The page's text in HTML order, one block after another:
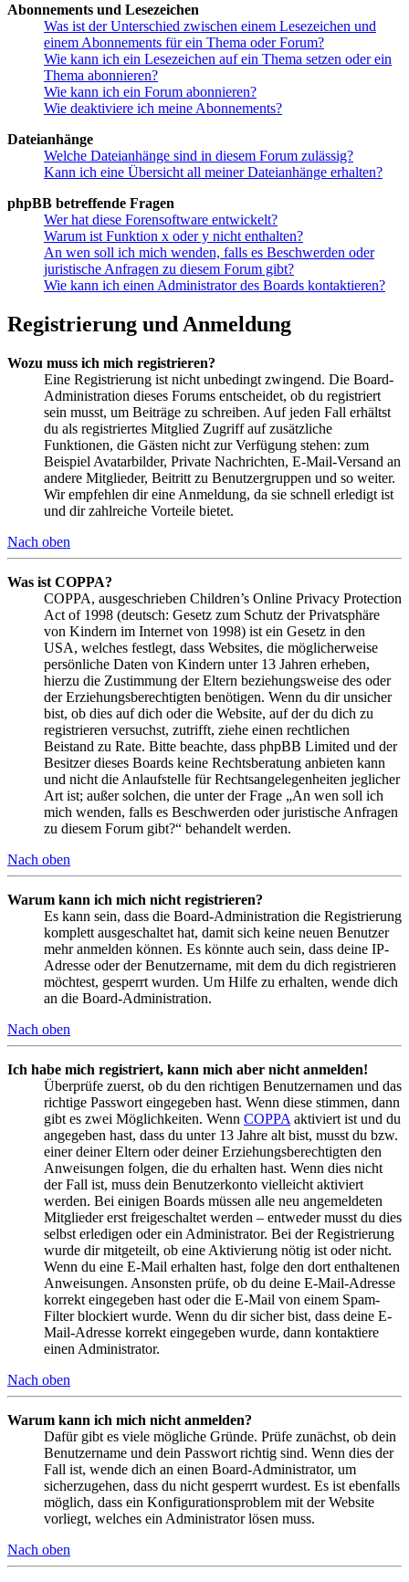
Abonnements und Lesezeichen
Was ist der Unterschied zwischen einem Lesezeichen und
einem Abonnements für ein Thema oder Forum?
Wie kann ich ein Lesezeichen auf ein Thema setzen oder ein
Thema abonnieren?
Wie kann ich ein Forum abonnieren?
Wie deaktiviere ich meine Abonnements?
Dateianhänge
Welche Dateianhänge sind in diesem Forum zulässig?
Kann ich eine Übersicht all meiner Dateianhänge erhalten?
phpBB betreffende Fragen
Wer hat diese Forensoftware entwickelt?
Warum ist Funktion x oder y nicht enthalten?
An wen soll ich mich wenden, falls es Beschwerden oder
juristische Anfragen zu diesem Forum gibt?
Wie kann ich einen Administrator des Boards kontaktieren?
Registrierung und Anmeldung
Wozu muss ich mich registrieren?
Eine Registrierung ist nicht unbedingt zwingend. Die Board-
Administration dieses Forums entscheidet, ob du registriert
sein musst, um Beiträge zu schreiben. Auf jeden Fall erhältst
du als registriertes Mitglied Zugriff auf zusätzliche
Funktionen, die Gästen nicht zur Verfügung stehen: zum
Beispiel Avatarbilder, Private Nachrichten, E-Mail-Versand an
andere Mitglieder, Beitritt zu Benutzergruppen und so weiter.
Wir empfehlen dir eine Anmeldung, da sie schnell erledigt ist
und dir zahlreiche Vorteile bietet.
Nach oben
Was ist COPPA?
COPPA, ausgeschrieben Children’s Online Privacy Protection
Act of 1998 (deutsch: Gesetz zum Schutz der Privatsphäre
von Kindern im Internet von 1998) ist ein Gesetz in den
USA, welches festlegt, dass Websites, die möglicherweise
persönliche Daten von Kindern unter 13 Jahren erheben,
hierzu die Zustimmung der Eltern beziehungsweise des oder
der Erziehungsberechtigten benötigen. Wenn du dir unsicher
bist, ob dies auf dich oder die Website, auf der du dich zu
registrieren versuchst, zutrifft, ziehe einen rechtlichen
Beistand zu Rate. Bitte beachte, dass phpBB Limited und der
Besitzer dieses Boards keine Rechtsberatung anbieten kann
und nicht die Anlaufstelle für Rechtsangelegenheiten jeglicher
Art ist; außer solchen, die unter der Frage „An wen soll ich
mich wenden, falls es Beschwerden oder juristische Anfragen
zu diesem Forum gibt?“ behandelt werden.
Nach oben
Warum kann ich mich nicht registrieren?
Es kann sein, dass die Board-Administration die Registrierung
komplett ausgeschaltet hat, damit sich keine neuen Benutzer
mehr anmelden können. Es könnte auch sein, dass deine IP-
Adresse oder der Benutzername, mit dem du dich registrieren
möchtest, gesperrt wurden. Um Hilfe zu erhalten, wende dich
an die Board-Administration.
Nach oben
Ich habe mich registriert, kann mich aber nicht anmelden!
Überprüfe zuerst, ob du den richtigen Benutzernamen und das
richtige Passwort eingegeben hast. Wenn diese stimmen, dann
gibt es zwei Möglichkeiten. Wenn COPPA aktiviert ist und du
angegeben hast, dass du unter 13 Jahre alt bist, musst du bzw.
einer deiner Eltern oder deiner Erziehungsberechtigten den
Anweisungen folgen, die du erhalten hast. Wenn dies nicht
der Fall ist, muss dein Benutzerkonto vielleicht aktiviert
werden. Bei einigen Boards müssen alle neu angemeldeten
Mitglieder erst freigeschaltet werden – entweder musst du dies
selbst erledigen oder ein Administrator. Bei der Registrierung
wurde dir mitgeteilt, ob eine Aktivierung nötig ist oder nicht.
Wenn du eine E-Mail erhalten hast, folge den dort enthaltenen
Anweisungen. Ansonsten prüfe, ob du deine E-Mail-Adresse
korrekt eingegeben hast oder die E-Mail von einem Spam-
Filter blockiert wurde. Wenn du dir sicher bist, dass deine E-
Mail-Adresse korrekt eingegeben wurde, dann kontaktiere
einen Administrator.
Nach oben
Warum kann ich mich nicht anmelden?
Dafür gibt es viele mögliche Gründe. Prüfe zunächst, ob dein
Benutzername und dein Passwort richtig sind. Wenn dies der
Fall ist, wende dich an einen Board-Administrator, um
sicherzugehen, dass du nicht gesperrt wurdest. Es ist ebenfalls
möglich, dass ein Konfigurationsproblem mit der Website
vorliegt, welches ein Administrator lösen muss.
Nach oben